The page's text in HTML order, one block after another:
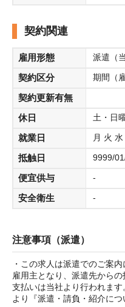
契約関連
雇用形態 派遣（
契約区分 期間（
契約更新有無
休日
土・日
就業日 月 火
抵触日 9999/
便宜供与 -
安全衛生 -
注意事項（派遣）
・この求人は派遣でのご案
雇用主となり、派遣先から
支払いは当社より行われま
より『派遣・請負・紹介につ